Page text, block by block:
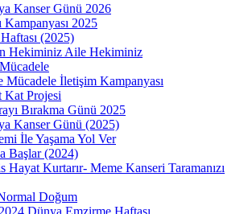
Kanser Günü 2026
Kampanyası 2025
(2025)
Hekiminiz Aile Hekiminiz
İletişim Kampanyası
Kat Projesi
Bırakma Günü 2025
Kanser Günü (2025)
İle Yaşama Yol Ver
Başlar (2024)
Hayat Kurtarır- Meme Kanseri Taramanızı
Doğum
Dünya Emzirme Haftası